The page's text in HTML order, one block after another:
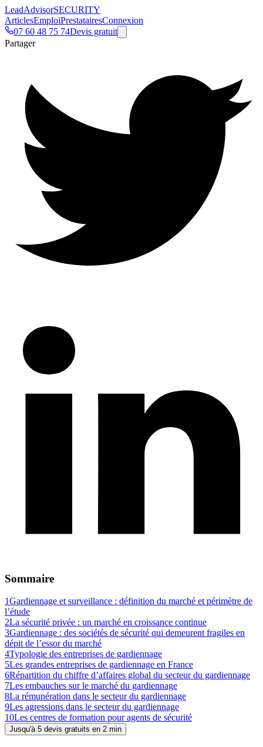
LeadAdvisorSECURITY
ArticlesEmploiPrestatairesConnexion
07 60 48 75 74Devis gratuit
Partager
Sommaire
1Gardiennage et surveillance : définition du marché et périmètre de
l’étude
2La sécurité privée : un marché en croissance continue
3Gardiennage : des sociétés de sécurité qui demeurent fragiles en
dépit de l’essor du marché
4Typologie des entreprises de gardiennage
5Les grandes entreprises de gardiennage en France
6Répartition du chiffre d’affaires global du secteur du gardiennage
7Les embauches sur le marché du gardiennage
8La rémunération dans le secteur du gardiennage
9Les agressions dans le secteur du gardiennage
10Les centres de formation pour agents de sécurité
Jusqu'à 5 devis gratuits en 2 min